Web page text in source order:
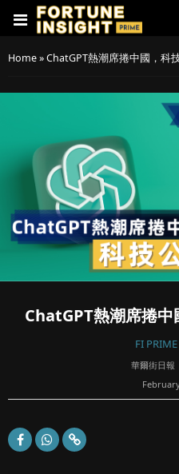
Home»ChatGPT熱潮席捲中國，科
ChatGPT熱潮席捲
FI
華爾街日報